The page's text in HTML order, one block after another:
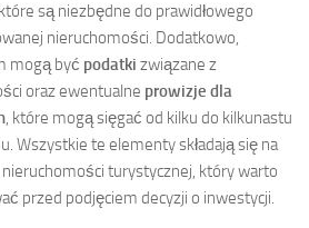
są niezbędne do prawidłowego
nieruchomości. Dodatkowo,
mogą być podatki związane z
oraz ewentualne prowizje dla
, które mogą sięgać od kilku do kilkunastu
Wszystkie te elementy składają się na
turystycznej, który warto
przed podjęciem decyzji o inwestycji.